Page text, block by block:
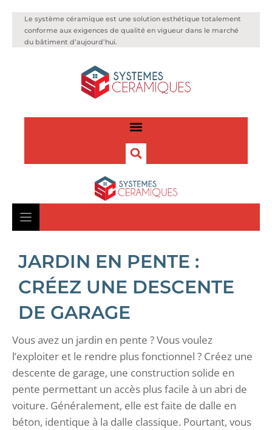
Le système céramique est une solution esthétique totalement
conforme aux exigences de qualité en vigueur dans le marché
du bâtiment d’aujourd’hui.
JARDIN EN PENTE :
CRÉEZ UNE DESCENTE
DE GARAGE
Vous avez un jardin en pente ? Vous voulez
l’exploiter et le rendre plus fonctionnel ? Créez une
descente de garage, une construction solide en
pente permettant un accès plus facile à un abri de
voiture. Généralement, elle est faite de dalle en
béton, identique à la dalle classique. Pourtant, vous